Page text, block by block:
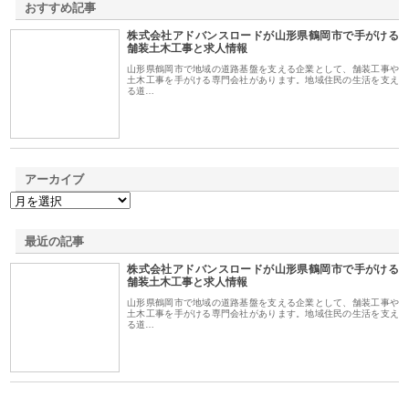
おすすめ記事
株式会社アドバンスロードが山形県鶴岡市で手がける
舗装土木工事と求人情報
山形県鶴岡市で地域の道路基盤を支える企業として、舗装工事や
土木工事を手がける専門会社があります。地域住民の生活を支え
る道…
アーカイブ
最近の記事
株式会社アドバンスロードが山形県鶴岡市で手がける
舗装土木工事と求人情報
山形県鶴岡市で地域の道路基盤を支える企業として、舗装工事や
土木工事を手がける専門会社があります。地域住民の生活を支え
る道…